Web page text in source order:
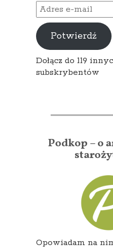
Adres
e-
mail
Potwierdź
Dołącz do 119
subskrybentów
Podkop – o
Opowiadam na